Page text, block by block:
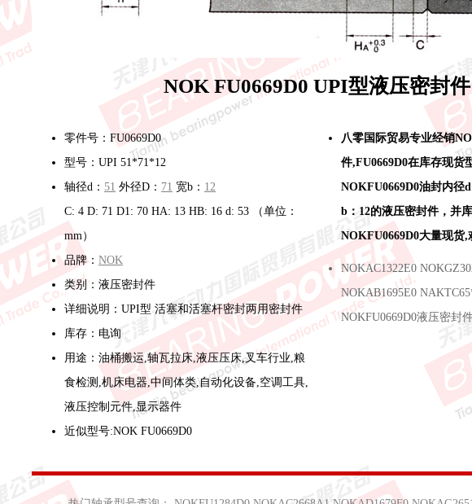
NOK FU0669D0 UPI型液压密封件
零件号：FU0669D0
型号：UPI 51*71*12
轴径d： 51 外径D： 71 宽b： 12
C: 4 D: 71 D1: 70 HA: 13 HB: 16 d: 53 （单位：
mm）
品牌： NOK
类别：液压密封件
详细说明：UPI型 活塞和活塞杆密封两用密封件
库存：电询
用途：油桶搬运,轴瓦拉床,液压压床,叉车行业,粮
食检测,机床电器,中间体类,自动化设备,空调工具,
液压控制元件,显示器件
近似型号:NOK FU0669D0
八零国际贸易专业经销
件,FU0669D0在库存现货
NOKFU0669D0油封内径
b：12的液压密封件，并
NOKFU0669D0大量现货,
NOKAC1322E0
NOKAB1695E0
NOKFU0669D0液压密封